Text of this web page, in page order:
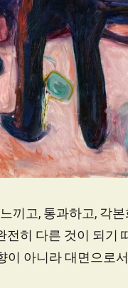
끼고, 통과하고, 각
히 다른 것이 되기
아니라 대면으로